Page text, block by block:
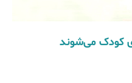
کودک می‌شوند